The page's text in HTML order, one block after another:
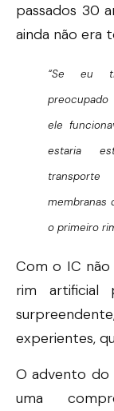
passados 30
ainda não era
“Se eu
ele
estaria
membranas
o primeiro
Com o IC
rim artificial
experientes,
O advento do
uma